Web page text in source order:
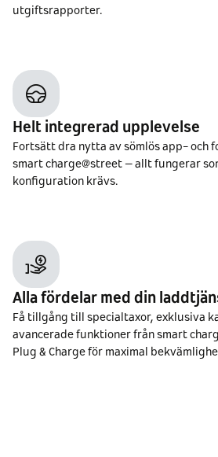
utgiftsrapporter.
Helt integrerad upplevelse
Fortsätt dra nytta av sömlös app- och
smart charge@street – allt fungerar
konfiguration krävs.
Alla fördelar med din
Få tillgång till specialtaxor, exklusiva
avancerade funktioner från smart
Plug & Charge för maximal